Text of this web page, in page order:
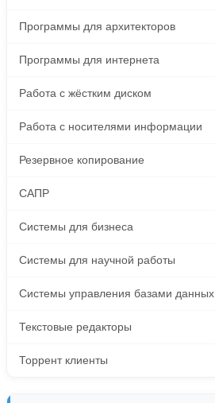
Программы для архитекторов
Программы для интернета
Работа с жёстким диском
Работа с носителями информации
Резервное копирование
САПР
Системы для бизнеса
Системы для научной работы
Системы управления базами данных
Текстовые редакторы
Торрент клиенты